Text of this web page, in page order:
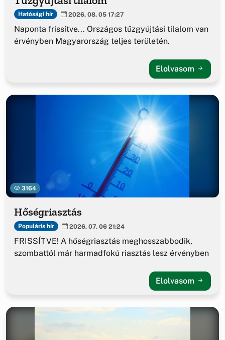
Hatósági hír 2026. 08. 05 17:27
Naponta frissítve... Országos tűzgyújtási tilalom van
érvényben Magyarország teljes területén.
Elolvasom
3164
Hőségriasztás
Populáris hír 2026. 07. 06 21:24
FRISSÍTVE! A hőségriasztás meghosszabbodik,
szombattól már harmadfokú riasztás lesz érvényben
Elolvasom